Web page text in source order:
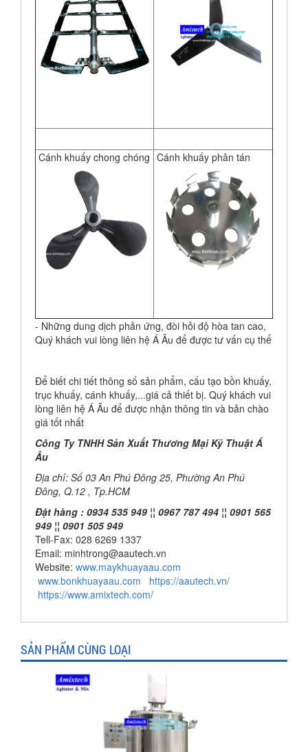
Cánh khuấy chong chóng Cánh khuấy phân tán
- Những dung dịch phản ứng, đòi hỏi độ hòa tan cao,
Quý khách vui lòng liên hệ Á Âu để được tư vấn cụ thể
Để biết chi tiết thông số sản phẩm, cấu tạo bồn khuấy,
trục khuấy, cánh khuấy,...giá cả thiết bị. Quý khách vui
lòng liên hệ Á Âu để được nhận thông tin và bản chào
giá tốt nhất
Công Ty TNHH Sản Xuất Thương Mại Kỹ Thuật Á
Âu
Địa chỉ: Số 03 An Phú Đông 25, Phường An Phú
Đông, Q.12 , Tp.HCM
Đặt hàng : 0934 535 949 ¦¦ 0967 787 494 ¦¦ 0901 565
949 ¦¦ 0901 505 949
Tell-Fax: 028 6269 1337
Email: minhtrong@aautech.vn
Website: www.maykhuayaau.com
www.bonkhuayaau.com
https://aautech.vn/
https://www.amixtech.com/
SẢN PHẨM CÙNG LOẠI